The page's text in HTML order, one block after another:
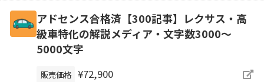
アドセンス合格済【300記事】レクサス・高
級車特化の解説メディア・文字数3000～
5000文字
販売価格 ¥72,900